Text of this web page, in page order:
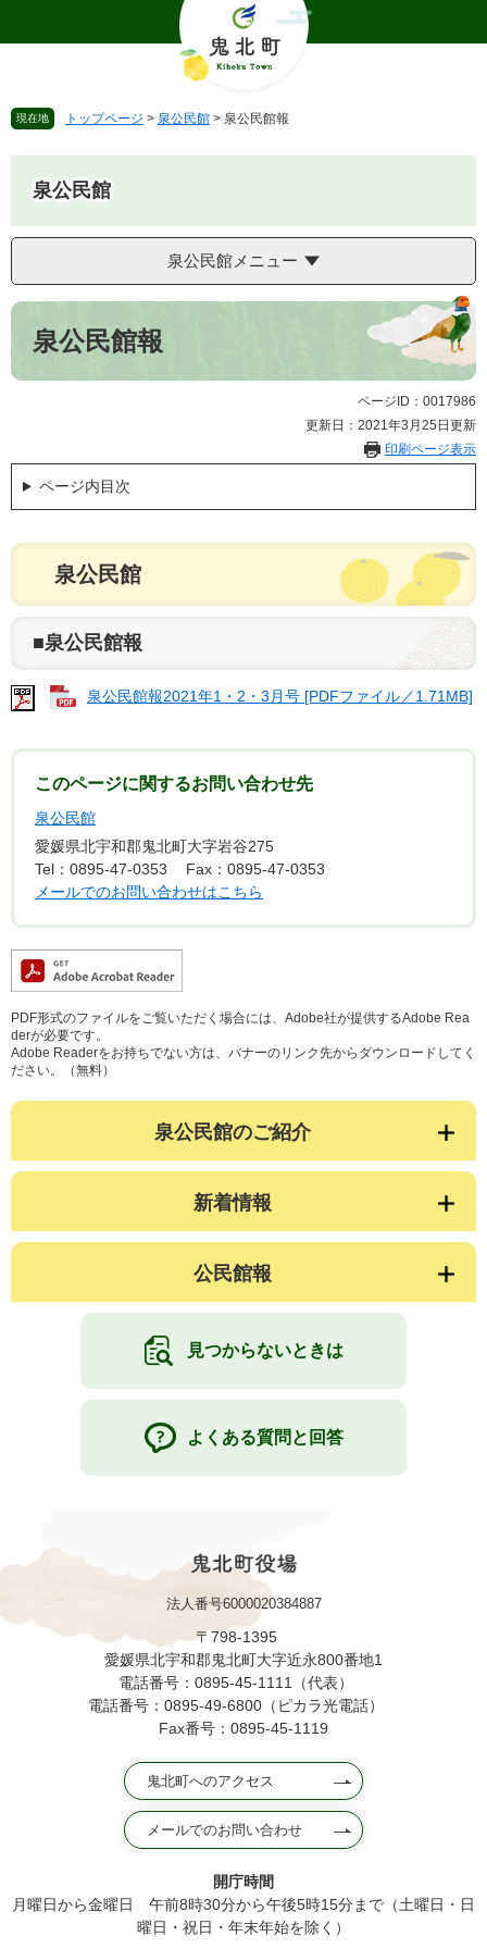
頭
飛
文
現在地 トップページ > 泉公民館 > 泉公民館報
泉公民館
泉公民館メニュー
本
泉公民館報
ページID：0017986
更新日：2021年3月25日更新
印刷ページ表示
ページ内目次
泉公民館
■泉公民館報
泉公民館報2021年1・2・3月号 [PDFファイル／1.71MB]
このページに関するお問い合わせ先
泉公民館
愛媛県北宇和郡鬼北町大字岩谷275
Tel：0895-47-0353
Fax：0895-47-0353
メールでのお問い合わせはこちら
PDF形式のファイルをご覧いただく場合には、Adobe社が提供するAdobe Rea
derが必要です。
Adobe Readerをお持ちでない方は、バナーのリンク先からダウンロードしてく
ださい。（無料）
泉公民館のご紹介
新着情報
公民館報
見つからないときは
よくある質問と回答
法人番号6000020384887
〒798-1395
愛媛県北宇和郡鬼北町大字近永800番地1
電話番号：0895-45-1111（代表）
電話番号：0895-49-6800（ピカラ光電話）
Fax番号：0895-45-1119
鬼北町へのアクセス
メールでのお問い合わせ
開庁時間
月曜日から金曜日 午前8時30分から午後5時15分まで（土曜日・日
曜日・祝日・年末年始を除く）